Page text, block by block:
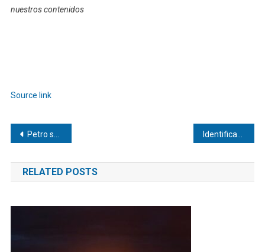
nuestros contenidos
Source link
Navegación
de
entradas
Petro sobre posibles cargos en su contra: «Es el inicio de un golpe de Estado»
RELATED POSTS